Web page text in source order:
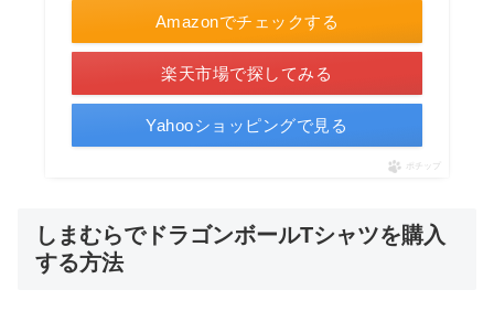
Amazonでチェックする
楽天市場で探してみる
Yahooショッピングで見る
ポチップ
しまむらでドラゴンボールTシャツを購入
する方法